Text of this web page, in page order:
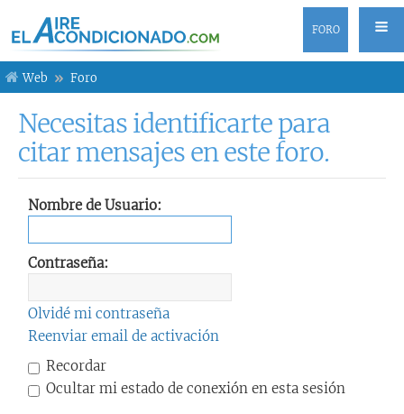
FORO
Web Foro
Necesitas identificarte para
citar mensajes en este foro.
Nombre de Usuario:
Contraseña:
Olvidé mi contraseña
Reenviar email de activación
Recordar
Ocultar mi estado de conexión en esta sesión